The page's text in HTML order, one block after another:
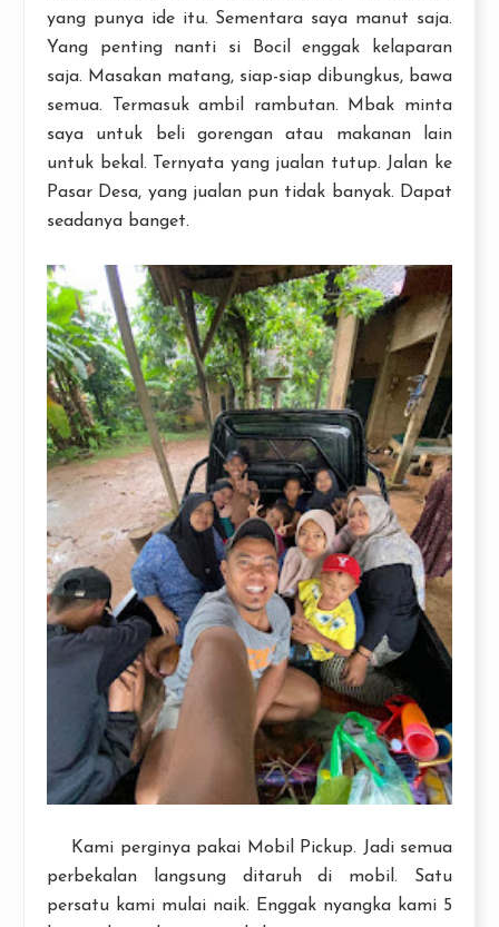
yang punya ide itu. Sementara saya manut saja.
Yang penting nanti si Bocil enggak kelaparan
saja. Masakan matang, siap-siap dibungkus, bawa
semua. Termasuk ambil rambutan. Mbak minta
saya untuk beli gorengan atau makanan lain
untuk bekal. Ternyata yang jualan tutup. Jalan ke
Pasar Desa, yang jualan pun tidak banyak. Dapat
seadanya banget.
Kami perginya pakai Mobil Pickup. Jadi semua
perbekalan langsung ditaruh di mobil. Satu
persatu kami mulai naik. Enggak nyangka kami 5